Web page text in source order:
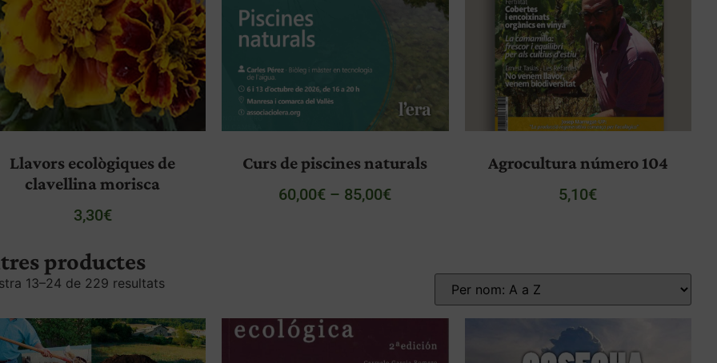
Llavors ecològiques de
clavellina morisca
3,30€
Curs de piscines naturals
60,00€ – 85,00€
Agrocultura número 104
5,10€
productes
13–24 de 229 resultats